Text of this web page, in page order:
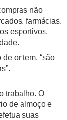
não
farmácias,
esportivos,
de ontem, “são
trabalho. O
de almoço e
suas